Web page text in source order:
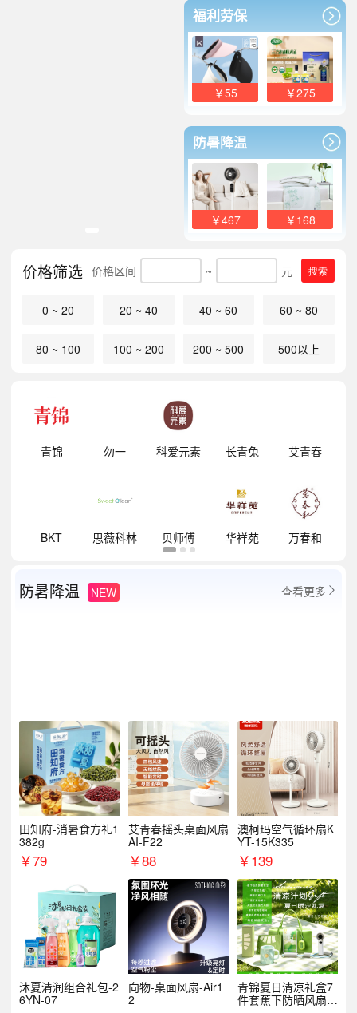
福利劳保
￥55 ￥275
防暑降温
￥467 ￥168
价格筛选 价格区间 ~ 元 搜索
0 ~ 20 20 ~ 40 40 ~ 60 60 ~ 80
80 ~ 100 100 ~ 200 200 ~ 500 500以上
青锦 勿一 科爱元素 长青兔 艾青春
BKT 思薇科林 贝师傅 华祥苑 万春和
防暑降温 NEW 查看更多 
田知府-消暑食方礼1
382g
￥79
艾青春摇头桌面风扇
AI-F22
￥88
澳柯玛空气循环扇K
YT-15K335
￥139
沐夏清润组合礼包-2
6YN-07
向物-桌面风扇-Air1
2
青锦夏日清凉礼盒7
件套蕉下防晒风扇员